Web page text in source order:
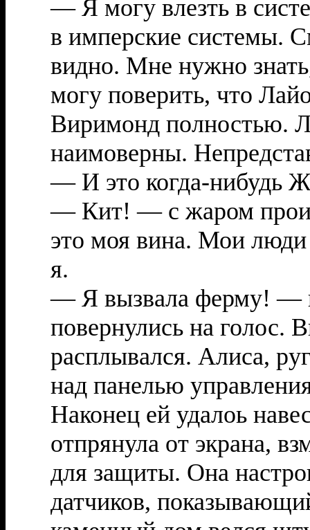
— Я могу влезть в
в имперские системы.
видно. Мне нужно
могу поверить, что
Виримонд полностью.
наимоверны.
— И это когда-нибудь
— Кит! — с жаром
это моя вина. Мои люди
я.
— Я вызвала ферму! —
повернулись на голос.
расплывался. Алиса,
над панелью
Наконец ей удалоь
отпрянула от экрана,
для защиты. Она
датчиков,